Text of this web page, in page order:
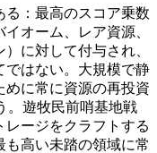
る：最高のスコア乗数
オーム、レア資源、
に対して付与され、
ではない。大規模で静
めに常に資源の再投資
。遊牧民前哨基地戦
ージをクラフトする
も高い未踏の領域に常